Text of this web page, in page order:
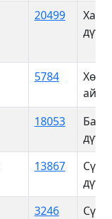
20499
Хан-
5784
18053
13867
3246